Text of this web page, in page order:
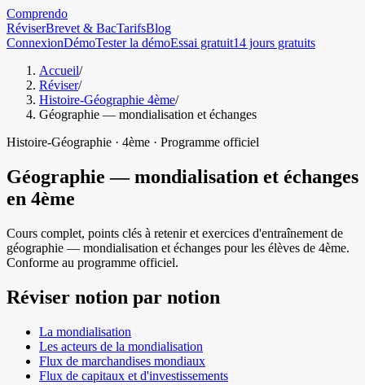
Comprendo
RéviserBrevet & BacTarifsBlog
ConnexionDémoTester la démoEssai gratuit14 jours gratuits
Accueil/
Réviser/
Histoire-Géographie 4ème/
Géographie — mondialisation et échanges
Histoire-Géographie · 4ème · Programme officiel
Géographie — mondialisation et échanges
en 4ème
Cours complet, points clés à retenir et exercices d'entraînement de
géographie — mondialisation et échanges pour les élèves de 4ème.
Conforme au programme officiel.
Réviser notion par notion
La mondialisation
Les acteurs de la mondialisation
Flux de marchandises mondiaux
Flux de capitaux et d'investissements